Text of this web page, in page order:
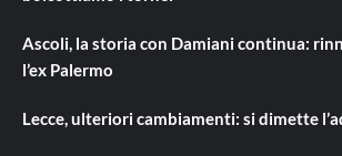
Ascoli, la storia con Damiani continua:
l’ex Palermo
Lecce, ulteriori cambiamenti: si dimette